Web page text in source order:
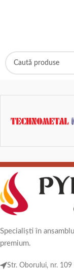
Specialiști în
premium.
Str. Oborului, nr. 109